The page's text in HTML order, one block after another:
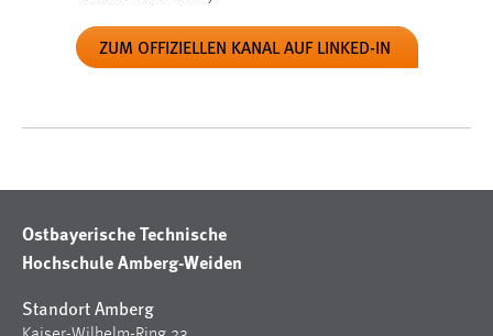
ZUM OFFIZIELLEN KANAL AUF LINKED-IN
Ostbayerische Technische
Hochschule Amberg-Weiden
Standort Amberg
Plattformen anzeigen zu können, werden von diesen
externen Medien Cookies gesetzt.
Vimeo